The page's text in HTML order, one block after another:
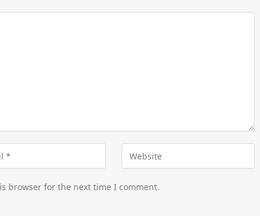
browser for the next time I comment.